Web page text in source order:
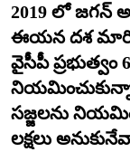
2019 లో జగన్
ఈయన దశ
వైసీపీ
సజ్జలను
లక్షలు